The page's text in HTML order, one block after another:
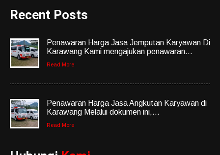
Recent Posts
Penawaran Harga Jasa Jemputan Karyawan Di
Karawang Kami mengajukan penawaran...
Read More
Penawaran Harga Jasa Angkutan Karyawan di
Karawang Melalui dokumen ini,...
Read More